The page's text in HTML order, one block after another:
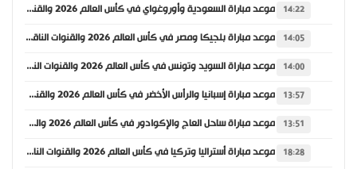
14:22 موعد مباراة السعودية وأوروغواي في كأس العالم 2026 والقنوات الناقلة
14:05 موعد مباراة بلجيكا ومصر في كأس العالم 2026 والقنوات الناقلة
14:00 موعد مباراة السويد وتونس في كأس العالم 2026 والقنوات الناقلة
13:57 موعد مباراة إسبانيا والرأس الأخضر في كأس العالم 2026 والقنوات الناقلة
13:51 موعد مباراة ساحل العاج والإكوادور في كأس العالم 2026 والقنوات الناقلة
18:28 موعد مباراة أستراليا وتركيا في كأس العالم 2026 والقنوات الناقلة